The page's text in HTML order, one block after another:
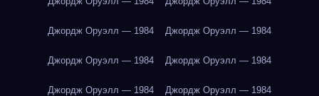
Джордж Оруэлл — 1984 Джордж Оруэлл — 1984
Джордж Оруэлл — 1984 Джордж Оруэлл — 1984
Джордж Оруэлл — 1984 Джордж Оруэлл — 1984